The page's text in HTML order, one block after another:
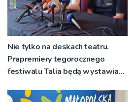
Nie tylko na deskach teatru.
Prapremiery tegorocznego
festiwalu Talia będą wystawiane
okolicznościach